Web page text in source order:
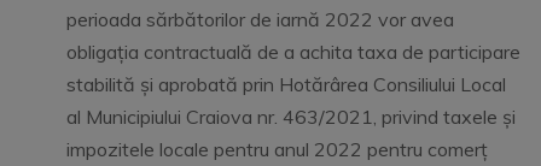
perioada sărbătorilor de iarnă 2022 vor avea
obligația contractuală de a achita taxa de participare
stabilită și aprobată prin Hotărârea Consiliului Local
al Municipiului Craiova nr. 463/2021, privind taxele și
impozitele locale pentru anul 2022 pentru comerț